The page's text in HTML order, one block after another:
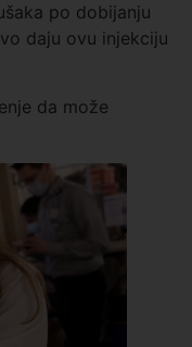
po dobijanju
daju ovu injekciju
da može